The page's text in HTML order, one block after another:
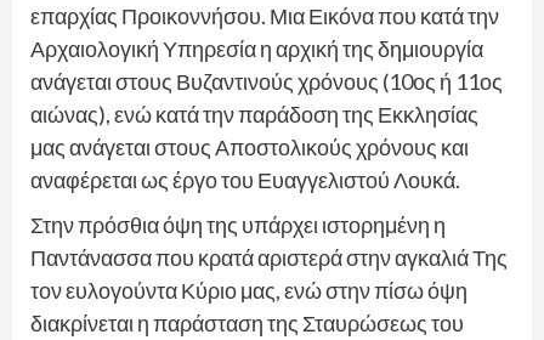
επαρχίας Προικοννήσου. Μια Εικόνα που κατά την
Αρχαιολογική Υπηρεσία η αρχική της δημιουργία
ανάγεται στους Βυζαντινούς χρόνους (10ος ή 11ος
αιώνας), ενώ κατά την παράδοση της Εκκλησίας
μας ανάγεται στους Αποστολικούς χρόνους και
αναφέρεται ως έργο του Ευαγγελιστού Λουκά.
Στην πρόσθια όψη της υπάρχει ιστορημένη η
Παντάνασσα που κρατά αριστερά στην αγκαλιά Της
τον ευλογούντα Κύριο μας, ενώ στην πίσω όψη
διακρίνεται η παράσταση της Σταυρώσεως του